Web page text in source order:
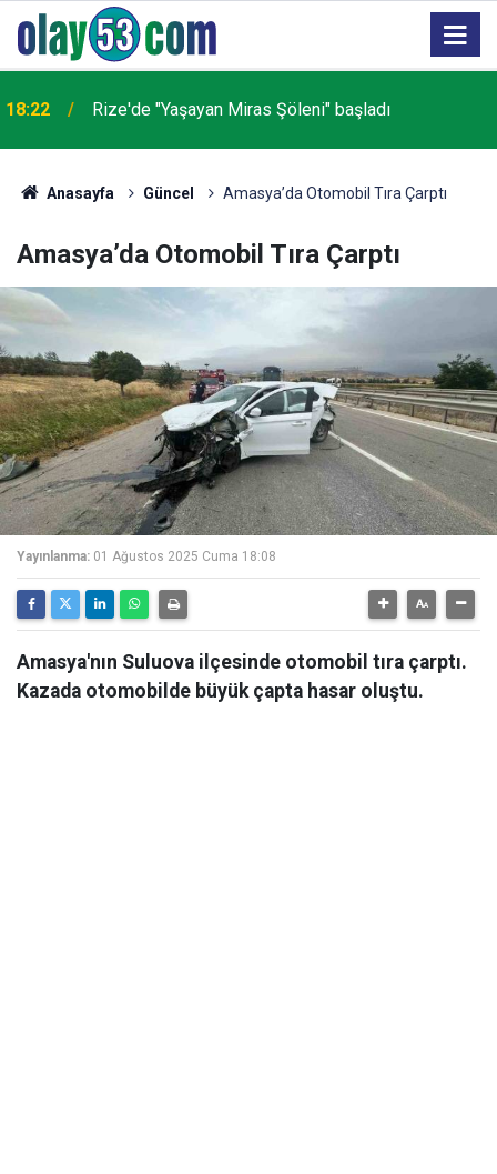
18:22 Rize'de "Yaşayan Miras Şöleni" başladı
Anasayfa Güncel Amasya’da Otomobil Tıra Çarptı
Amasya’da Otomobil Tıra Çarptı
Yayınlanma: 01 Ağustos 2025 Cuma 18:08
Amasya'nın Suluova ilçesinde otomobil tıra çarptı.
Kazada otomobilde büyük çapta hasar oluştu.